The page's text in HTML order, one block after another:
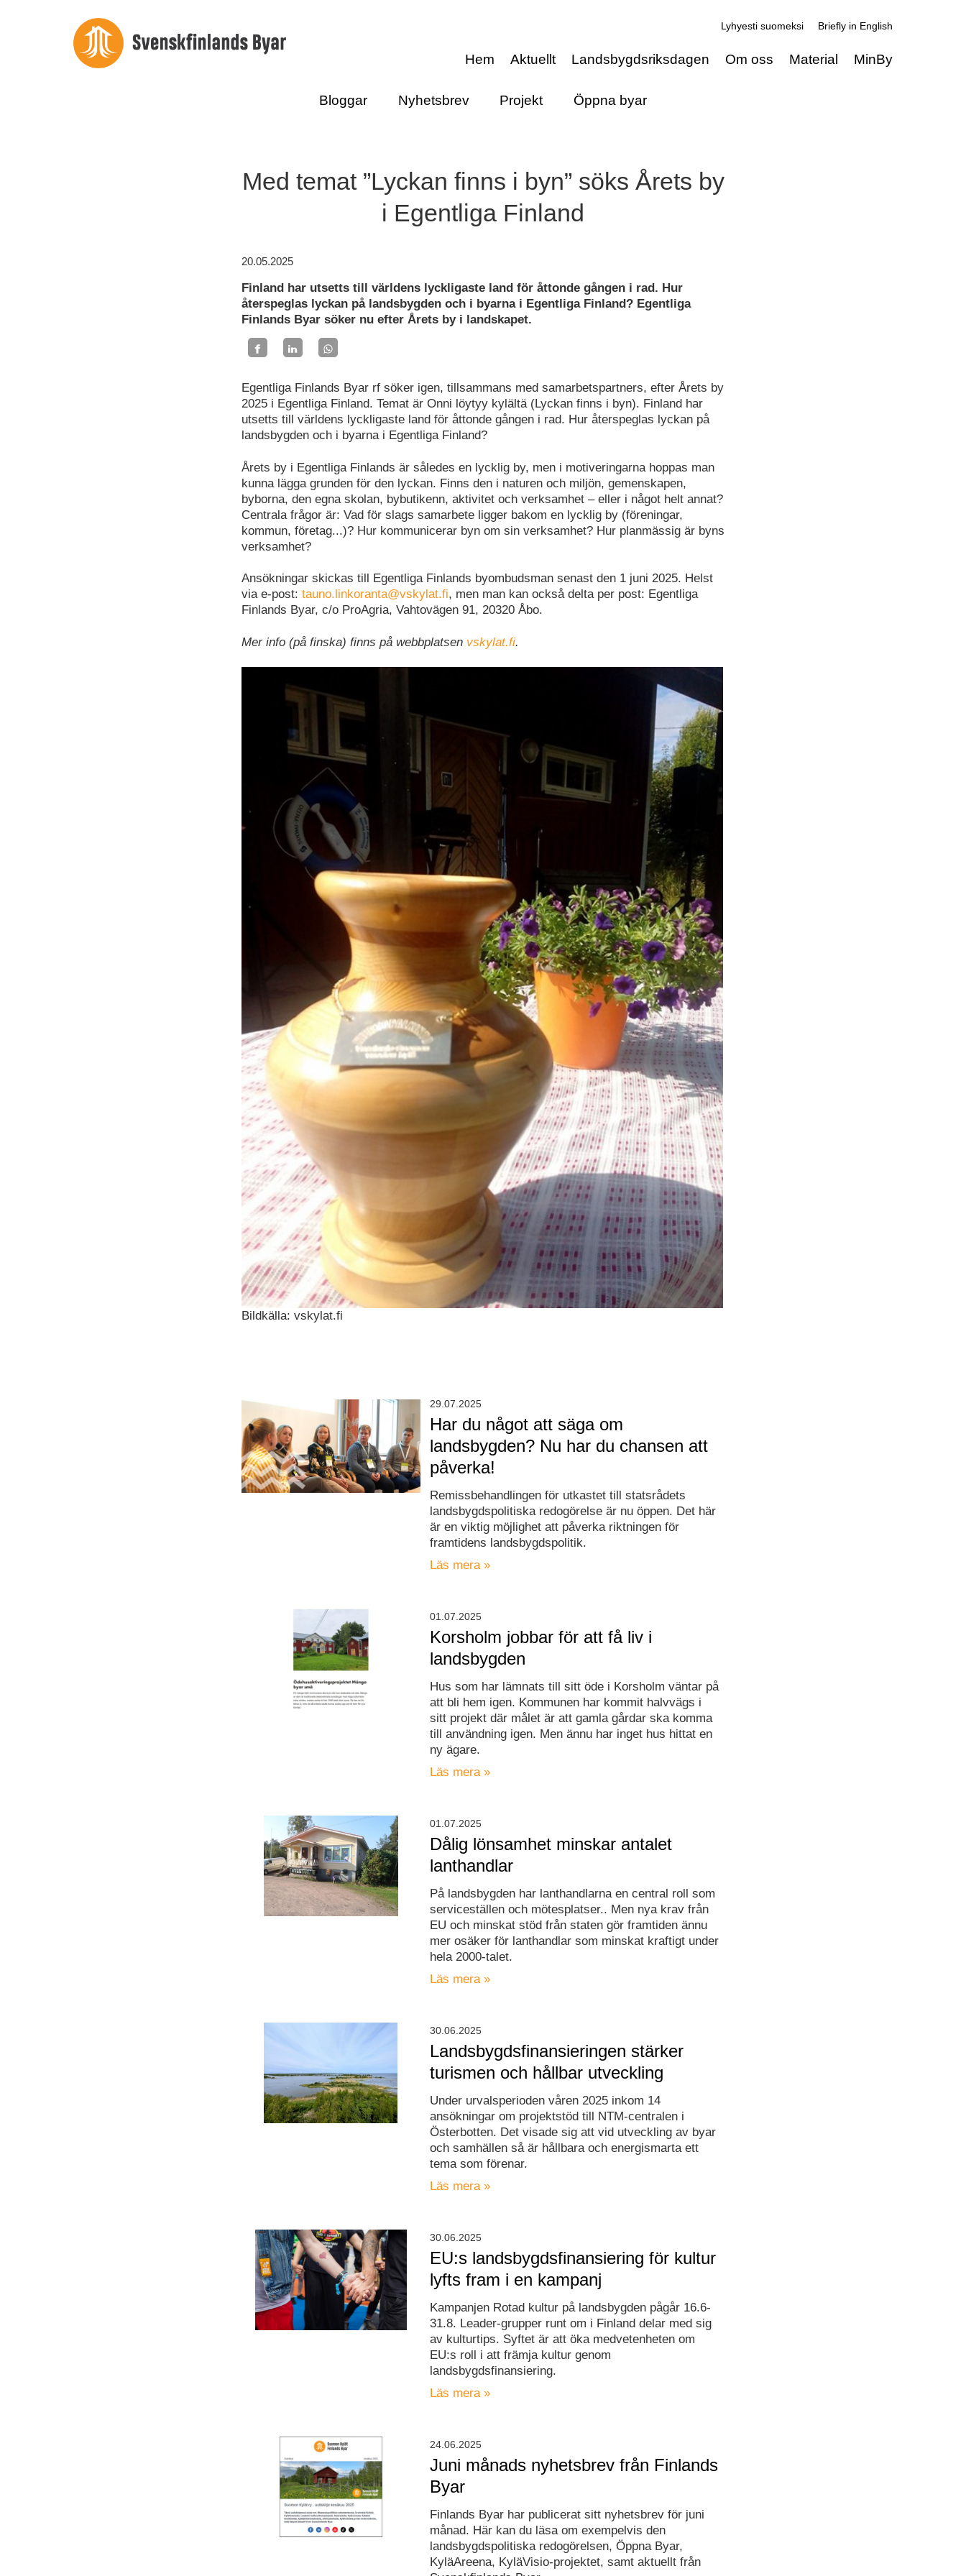
Lyhyesti suomeksi Briefly in English
Hem Aktuellt Landsbygdsriksdagen Om oss Material MinBy
Bloggar Nyhetsbrev Projekt Öppna byar
Med temat ”Lyckan finns i byn” söks Årets by
i Egentliga Finland
20.05.2025
Finland har utsetts till världens lyckligaste land för åttonde gången i rad. Hur
återspeglas lyckan på landsbygden och i byarna i Egentliga Finland? Egentliga
Finlands Byar söker nu efter Årets by i landskapet.
Egentliga Finlands Byar rf söker igen, tillsammans med samarbetspartners, efter Årets by
2025 i Egentliga Finland. Temat är Onni löytyy kylältä (Lyckan finns i byn). Finland har
utsetts till världens lyckligaste land för åttonde gången i rad. Hur återspeglas lyckan på
landsbygden och i byarna i Egentliga Finland?
Årets by i Egentliga Finlands är således en lycklig by, men i motiveringarna hoppas man
kunna lägga grunden för den lyckan. Finns den i naturen och miljön, gemenskapen,
byborna, den egna skolan, bybutikenn, aktivitet och verksamhet – eller i något helt annat?
Centrala frågor är: Vad för slags samarbete ligger bakom en lycklig by (föreningar,
kommun, företag...)? Hur kommunicerar byn om sin verksamhet? Hur planmässig är byns
verksamhet?
Ansökningar skickas till Egentliga Finlands byombudsman senast den 1 juni 2025. Helst
via e-post: tauno.linkoranta@vskylat.fi, men man kan också delta per post: Egentliga
Finlands Byar, c/o ProAgria, Vahtovägen 91, 20320 Åbo.
Mer info (på finska) finns på webbplatsen vskylat.fi.
Bildkälla: vskylat.fi
Har du något att säga om
landsbygden? Nu har du chansen att
påverka!
Remissbehandlingen för utkastet till statsrådets
landsbygdspolitiska redogörelse är nu öppen. Det här
är en viktig möjlighet att påverka riktningen för
framtidens landsbygdspolitik.
Läs mera »
29.07.2025
Korsholm jobbar för att få liv i
landsbygden
Hus som har lämnats till sitt öde i Korsholm väntar på
att bli hem igen. Kommunen har kommit halvvägs i
sitt projekt där målet är att gamla gårdar ska komma
till användning igen. Men ännu har inget hus hittat en
ny ägare.
Läs mera »
01.07.2025
Dålig lönsamhet minskar antalet
lanthandlar
På landsbygden har lanthandlarna en central roll som
serviceställen och mötesplatser.. Men nya krav från
EU och minskat stöd från staten gör framtiden ännu
mer osäker för lanthandlar som minskat kraftigt under
hela 2000-talet.
Läs mera »
01.07.2025
Landsbygdsfinansieringen stärker
turismen och hållbar utveckling
Under urvalsperioden våren 2025 inkom 14
ansökningar om projektstöd till NTM-centralen i
Österbotten. Det visade sig att vid utveckling av byar
och samhällen så är hållbara och energismarta ett
tema som förenar.
Läs mera »
30.06.2025
EU:s landsbygdsfinansiering för kultur
lyfts fram i en kampanj
Kampanjen Rotad kultur på landsbygden pågår 16.6-
31.8. Leader-grupper runt om i Finland delar med sig
av kulturtips. Syftet är att öka medvetenheten om
EU:s roll i att främja kultur genom
landsbygdsfinansiering.
Läs mera »
30.06.2025
Juni månads nyhetsbrev från Finlands
Byar
Finlands Byar har publicerat sitt nyhetsbrev för juni
månad. Här kan du läsa om exempelvis den
landsbygdspolitiska redogörelsen, Öppna Byar,
KyläAreena, KyläVisio-projektet, samt aktuellt från
24.06.2025